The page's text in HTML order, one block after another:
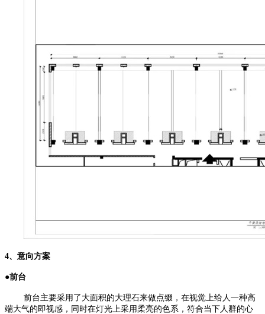
4、意向方案
●前台
前台主要采用了大面积的大理石来做点缀，在视觉上给人一种高
端大气的即视感，同时在灯光上采用柔亮的色系，符合当下人群的心